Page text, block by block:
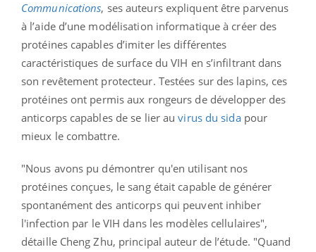
Communications, ses auteurs expliquent être parvenus
à l’aide d’une modélisation informatique à créer des
protéines capables d’imiter les différentes
caractéristiques de surface du VIH en s’infiltrant dans
son revêtement protecteur. Testées sur des lapins, ces
protéines ont permis aux rongeurs de développer des
anticorps capables de se lier auvirus du sidapour
mieux le combattre.
"Nous avons pu démontrer qu'en utilisant nos
protéines conçues, le sang était capable de générer
spontanément des anticorps qui peuvent inhiber
l'infection par le VIH dans les modèles cellulaires",
détaille Cheng Zhu, principal auteur de l’étude. "Quand